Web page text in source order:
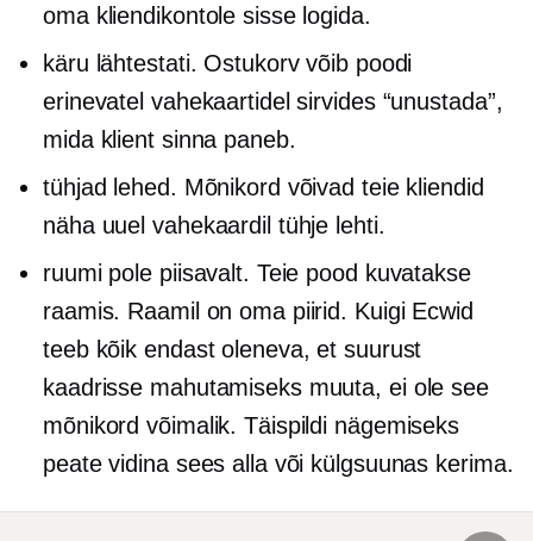
oma kliendikontole sisse logida.
käru lähtestati. Ostukorv võib poodi
erinevatel vahekaartidel sirvides “unustada”,
mida klient sinna paneb.
tühjad lehed. Mõnikord võivad teie kliendid
näha uuel vahekaardil tühje lehti.
ruumi pole piisavalt. Teie pood kuvatakse
raamis. Raamil on oma piirid. Kuigi Ecwid
teeb kõik endast oleneva, et suurust
kaadrisse mahutamiseks muuta, ei ole see
mõnikord võimalik. Täispildi nägemiseks
peate vidina sees alla või külgsuunas kerima.